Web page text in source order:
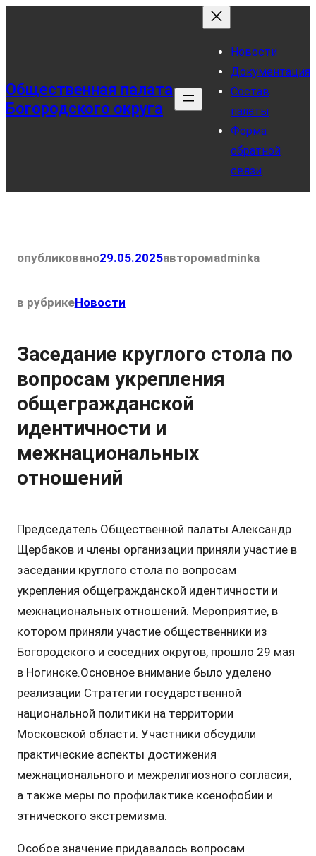
Общественная палата
Богородского округа
Новости
Документация
Состав
палаты
Форма
обратной
связи
опубликовано29.05.2025авторомadminka
в рубрикеНовости
Заседание круглого стола по
вопросам укрепления
общегражданской
идентичности и
межнациональных
отношений
Председатель Общественной палаты Александр
Щербаков и члены организации приняли участие в
заседании круглого стола по вопросам
укрепления общегражданской идентичности и
межнациональных отношений. Мероприятие, в
котором приняли участие общественники из
Богородского и соседних округов, прошло 29 мая
в Ногинске.Основное внимание было уделено
реализации Стратегии государственной
национальной политики на территории
Московской области. Участники обсудили
практические аспекты достижения
межнационального и межрелигиозного согласия,
а также меры по профилактике ксенофобии и
этнического экстремизма.
Особое значение придавалось вопросам